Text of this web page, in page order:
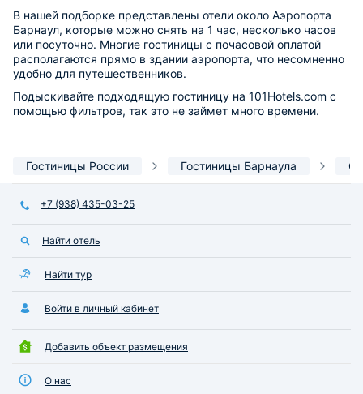
В нашей подборке представлены отели около Аэропорта
Барнаул, которые можно снять на 1 час, несколько часов
или посуточно. Многие гостиницы с почасовой оплатой
располагаются прямо в здании аэропорта, что несомненно
удобно для путешественников.
Подыскивайте подходящую гостиницу на 101Hotels.com с
помощью фильтров, так это не займет много времени.
Гостиницы России Гостиницы Барнаула
+7 (938) 435-03-25
Найти отель
Найти тур
Войти в личный кабинет
Добавить объект размещения
О нас